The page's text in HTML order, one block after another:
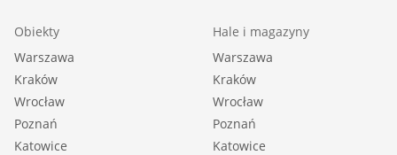
Obiekty
Warszawa
Kraków
Wrocław
Poznań
Katowice
Hale i magazyny
Warszawa
Kraków
Wrocław
Poznań
Katowice